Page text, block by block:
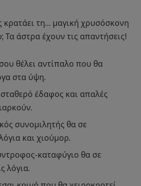
κρατάει τη… μαγική χρυσόσκονη
Τα άστρα έχουν τις απαντήσεις!
θέλει αντίπαλο που θα
στα ύψη.
έδαφος και απαλές
συνομιλητής θα σε
και χιούμορ.
καταφύγιο θα σε
λόγια.